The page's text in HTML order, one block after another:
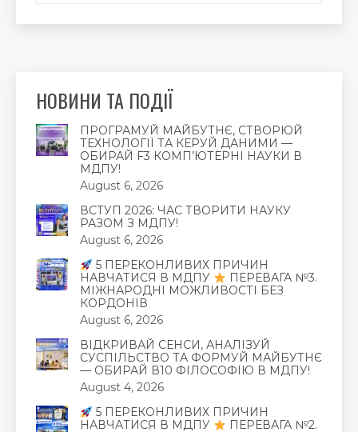
НОВИНИ ТА ПОДІЇ
ПРОГРАМУЙ МАЙБУТНЄ, СТВОРЮЙ
ТЕХНОЛОГІЇ ТА КЕРУЙ ДАНИМИ —
ОБИРАЙ F3 КОМП’ЮТЕРНІ НАУКИ В
МДПУ!
August 6, 2026
ВСТУП 2026: ЧАС ТВОРИТИ НАУКУ
РАЗОМ З МДПУ!
August 6, 2026
5 ПЕРЕКОНЛИВИХ ПРИЧИН
НАВЧАТИСЯ В МДПУ
ПЕРЕВАГА №3.
МІЖНАРОДНІ МОЖЛИВОСТІ БЕЗ
КОРДОНІВ
August 6, 2026
ВІДКРИВАЙ СЕНСИ, АНАЛІЗУЙ
СУСПІЛЬСТВО ТА ФОРМУЙ МАЙБУТНЄ
— ОБИРАЙ В10 ФІЛОСОФІЮ В МДПУ!
August 4, 2026
5 ПЕРЕКОНЛИВИХ ПРИЧИН
НАВЧАТИСЯ В МДПУ
ПЕРЕВАГА №2.